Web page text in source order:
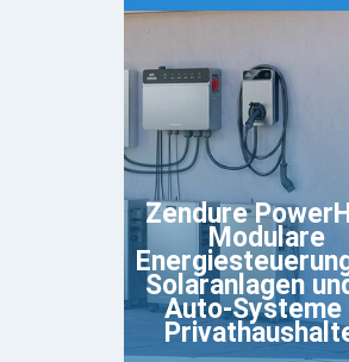
Zendure
Modulare
Solaranlagen
Auto-Systeme